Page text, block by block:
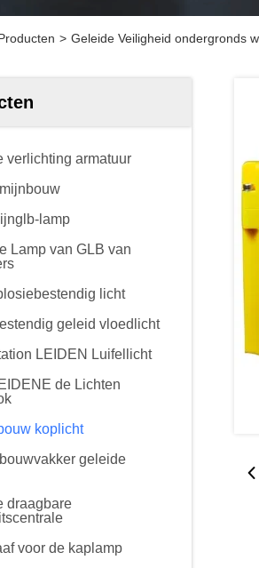
> Geleide Veiligheid ondergronds
verlichting armatuur
lamp
Lamp van GLB van
licht
geleid vloedlicht
LEIDEN Luifellicht
de Lichten
koplicht
geleide
draagbare
voor de kaplamp